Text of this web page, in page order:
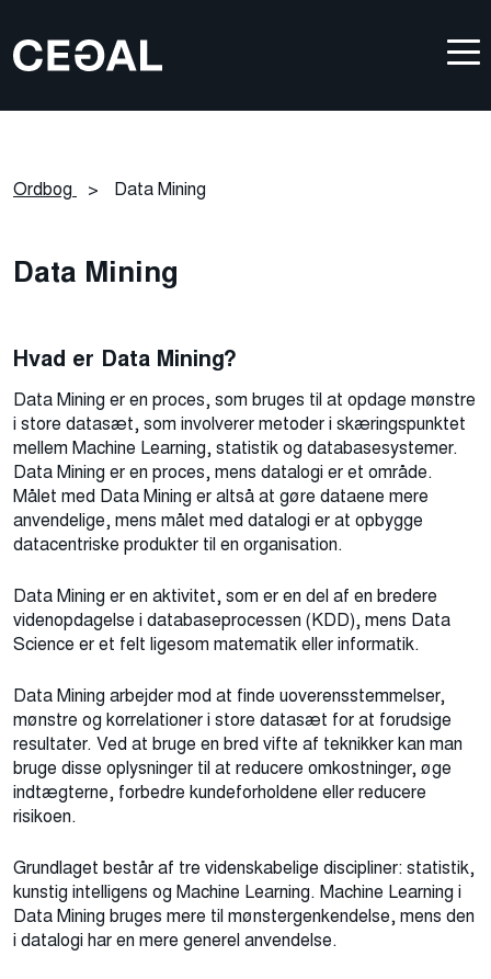
Ordbog > Data Mining
Data Mining
Hvad er Data Mining?
Data Mining er en proces, som bruges til at opdage mønstre
i store datasæt, som involverer metoder i skæringspunktet
mellem Machine Learning, statistik og databasesystemer.
Data Mining er en proces, mens datalogi er et område.
Målet med Data Mining er altså at gøre dataene mere
anvendelige, mens målet med datalogi er at opbygge
datacentriske produkter til en organisation.
Data Mining er en aktivitet, som er en del af en bredere
videnopdagelse i databaseprocessen (KDD), mens Data
Science er et felt ligesom matematik eller informatik.
Data Mining arbejder mod at finde uoverensstemmelser,
mønstre og korrelationer i store datasæt for at forudsige
resultater. Ved at bruge en bred vifte af teknikker kan man
bruge disse oplysninger til at reducere omkostninger, øge
indtægterne, forbedre kundeforholdene eller reducere
risikoen.
Grundlaget består af tre videnskabelige discipliner: statistik,
kunstig intelligens og Machine Learning. Machine Learning i
Data Mining bruges mere til mønstergenkendelse, mens den
i datalogi har en mere generel anvendelse.